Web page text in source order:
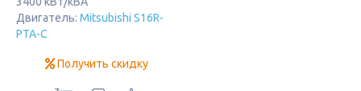
Двигатель: Mitsubishi S16R-
PTA-C
Получить скидку